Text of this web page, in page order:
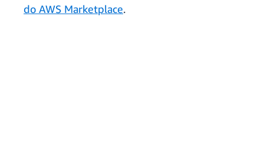
do AWS Marketplace.